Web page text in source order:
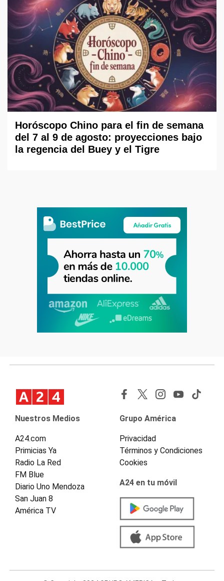
Horóscopo Chino para el fin de semana
del 7 al 9 de agosto: proyecciones bajo
la regencia del Buey y el Tigre
Nuestros Medios
A24.com
Primicias Ya
Radio La Red
FM Blue
Diario Uno Mendoza
San Juan 8
América TV
Grupo América
Privacidad
Términos y Condiciones
Cookies
A24 en tu móvil